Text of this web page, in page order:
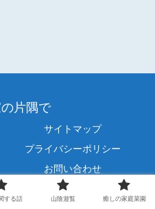
片隅で
サイトマップ
プライバシーポリシー
お問い合わせ
家の片隅で.
する話 山陰遊覧 癒しの家庭菜園